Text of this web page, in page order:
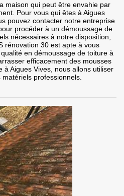
maison qui peut être envahie par
Pour vous qui êtes à Aigues
pouvez contacter notre entreprise
procéder à un démoussage de
nécessaires à notre disposition,
rénovation 30 est apte à vous
en démoussage de toiture à
efficacement des mousses
à Aigues Vives, nous allons utiliser
professionnels.